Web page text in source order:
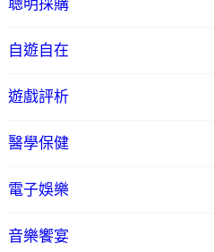
聰明採購
自遊自在
遊戲評析
醫學保健
電子娛樂
音樂饗宴